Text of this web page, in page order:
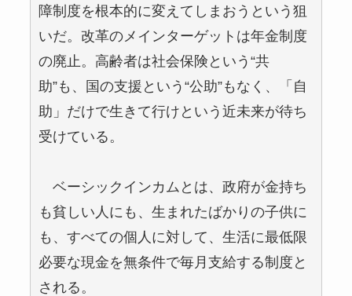
障制度を根本的に変えてしまおうという狙
いだ。改革のメインターゲットは年金制度
の廃止。高齢者は社会保険という“共
助”も、国の支援という“公助”もなく、「自
助」だけで生きて行けという近未来が待ち
受けている。
ベーシックインカムとは、政府が金持ち
も貧しい人にも、生まれたばかりの子供に
も、すべての個人に対して、生活に最低限
必要な現金を無条件で毎月支給する制度と
される。